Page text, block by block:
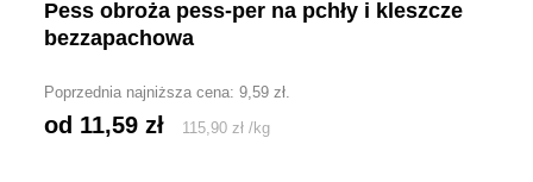
pess obroża pess-per na pchły i kleszcze
bezzapachowa
Poprzednia najniższa cena:9,59zł
od 11,59zł 115,90 zł /kg